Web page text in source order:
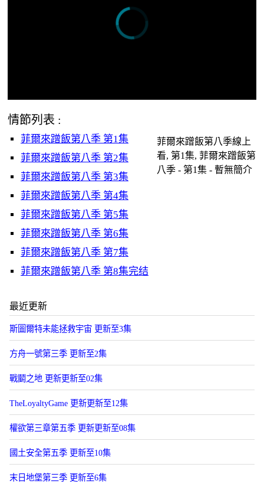
情節列表 :
菲爾來蹭飯第八季 第1集
菲爾來蹭飯第八季 第2集
菲爾來蹭飯第八季 第3集
菲爾來蹭飯第八季 第4集
菲爾來蹭飯第八季 第5集
菲爾來蹭飯第八季 第6集
菲爾來蹭飯第八季 第7集
菲爾來蹭飯第八季 第8集完结
菲爾來蹭飯第八季線上
看, 第1集, 菲爾來蹭飯第
八季 - 第1集 - 暫無簡介
最近更新
斯圖爾特未能拯救宇宙 更新至3集
方舟一號第三季 更新至2集
戰鬭之地 更新更新至02集
TheLoyaltyGame 更新更新至12集
權欲第三章第五季 更新更新至08集
國土安全第五季 更新至10集
末日地堡第三季 更新至6集